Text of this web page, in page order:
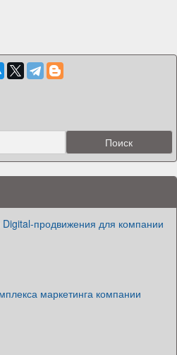
Digital-продвижения для компании
маркетинга компании